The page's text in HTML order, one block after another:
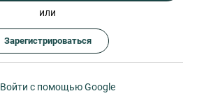
или
Зарегистрироваться
Войти с помощью Google